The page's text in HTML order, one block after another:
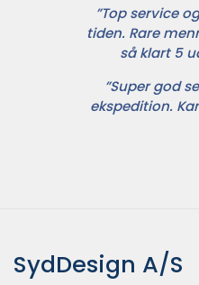
”Top service
tiden. Rare
så klart 5
”Super god
ekspedition.
SydDesign A/S